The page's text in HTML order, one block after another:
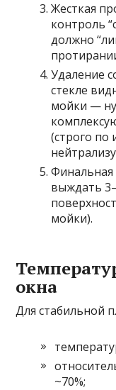
Жесткая
контроль
должно
Удаление
стекле
мойки —
(строго по
Финальная
выждать
мойки).
окна
Для стабильной
~70%;